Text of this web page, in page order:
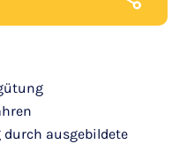
ausgebildete